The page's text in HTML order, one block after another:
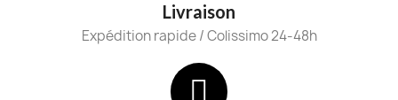
Livraison
Expédition rapide / Colissimo 24-48h